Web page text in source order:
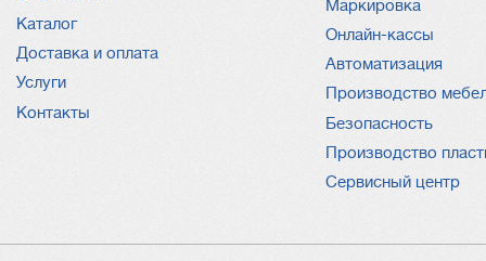
Каталог
Доставка и оплата
Услуги
Контакты
Маркировка
Онлайн-кассы
Автоматизация
Производство
Безопасность
Производство
Сервисный центр